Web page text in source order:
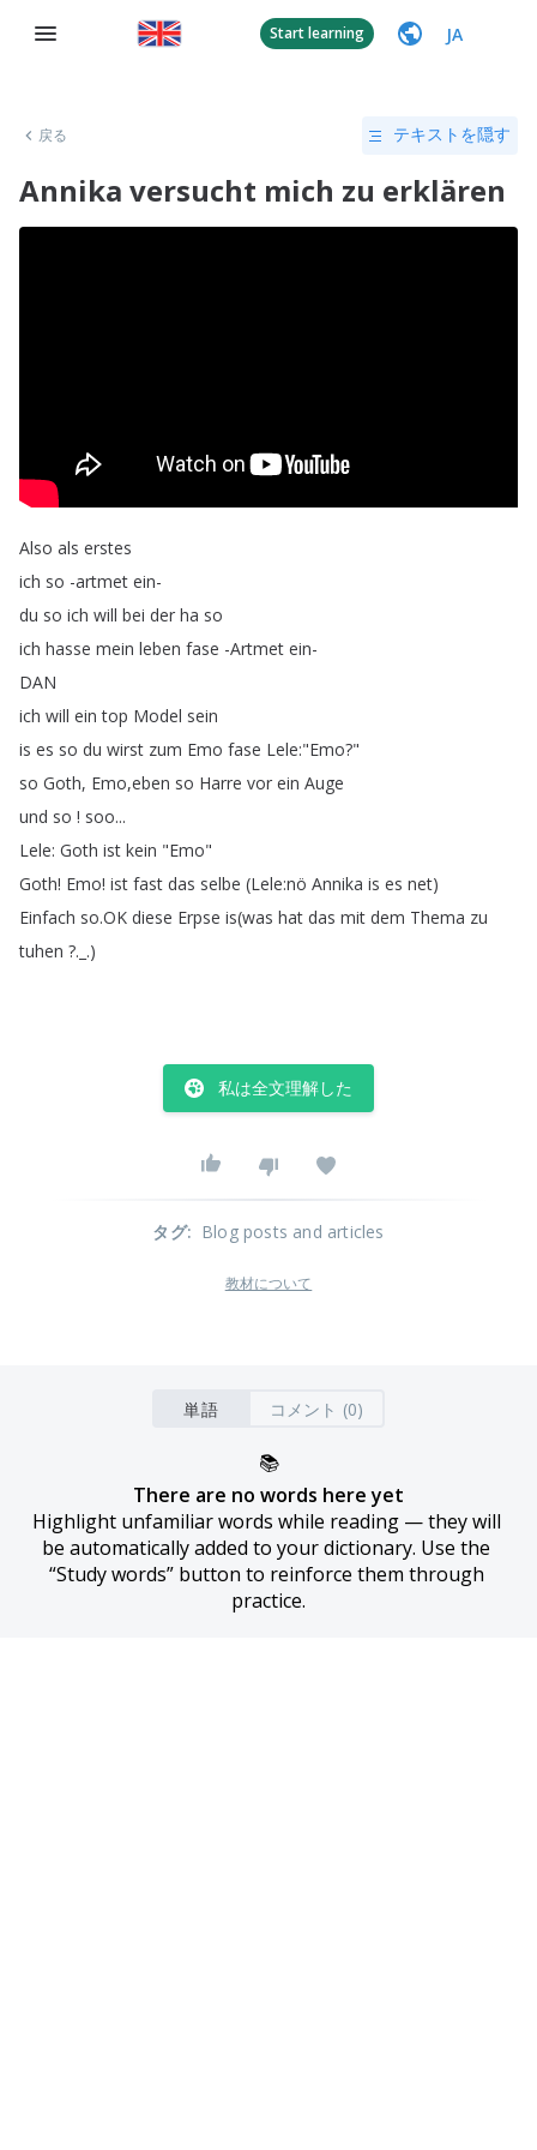
Start learning JA
戻る テキストを隠す
Annika versucht mich zu erklären
Also als erstes
ich so -artmet ein-
du so ich will bei der ha so
ich hasse mein leben fase -Artmet ein-
DAN
ich will ein top Model sein
is es so du wirst zum Emo fase Lele:"Emo?"
so Goth, Emo,eben so Harre vor ein Auge
und so ! soo...
Lele: Goth ist kein "Emo"
Goth! Emo! ist fast das selbe (Lele:nö Annika is es net)
Einfach so.OK diese Erpse is(was hat das mit dem Thema zu
tuhen ?._.)
私は全文理解した
タグ: Blog posts and articles
教材について
単語 コメント (0)
📚
There are no words here yet
Highlight unfamiliar words while reading — they will
be automatically added to your dictionary. Use the
“Study words” button to reinforce them through
practice.